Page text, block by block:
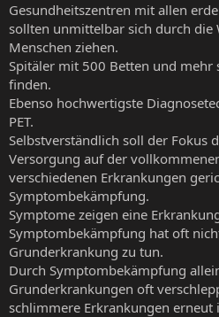
Gesundheitszentren mit allen
sollten unmittelbar sich durch die
Menschen ziehen.
Spitäler mit 500 Betten und mehr
finden.
Ebenso hochwertigste
PET.
Selbstverständlich soll der Fokus
Versorgung auf der
verschiedenen Erkrankungen
Symptombekämpfung.
Symptome zeigen eine
Symptombekämpfung hat oft
Grunderkrankung zu tun.
Durch Symptombekämpfung
Grunderkrankungen oft
schlimmere Erkrankungen erneut